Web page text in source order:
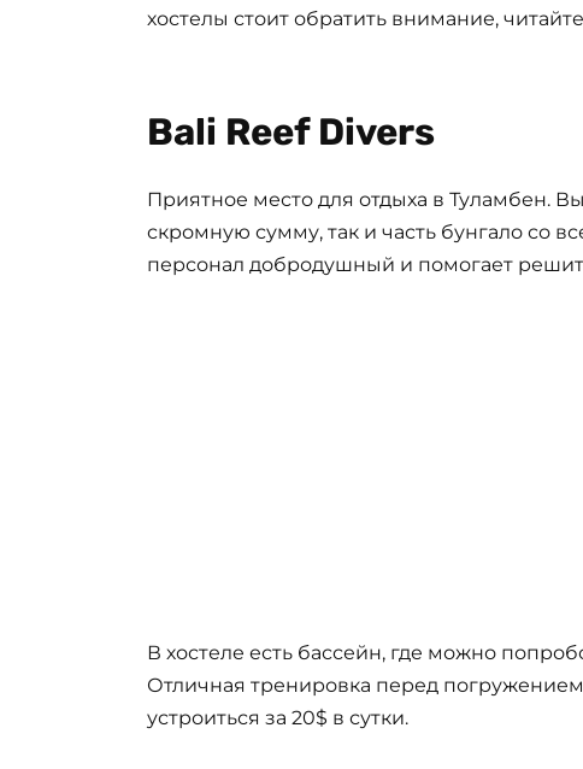
хостелы стоит обратить внимание,
Bali Reef Divers
Приятное место для отдыха в Туламбен.
скромную сумму, так и часть бунгало со
персонал добродушный и помогает
В хостеле есть бассейн, где можно
Отличная тренировка перед
устроиться за 20$ в сутки.